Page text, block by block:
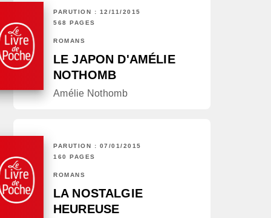
PARUTION : 12/11/2015
568 PAGES
ROMANS
LE JAPON D'AMÉLIE
NOTHOMB
Amélie Nothomb
PARUTION : 07/01/2015
160 PAGES
ROMANS
LA NOSTALGIE
HEUREUSE